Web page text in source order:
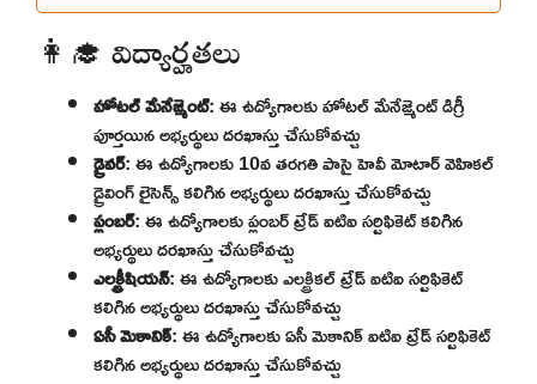
👩‍🎓 విద్యార్హతలు
హోటల్ మేనేజ్మెంట్: ఈ ఉద్యోగాలకు హోటల్ మేనేజ్మెంట్ డిగ్రీ
పూర్తయిన అభ్యర్థులు దరఖాస్తు చేసుకోవచ్చు
డ్రైవర్: ఈ ఉద్యోగాలకు 10వ తరగతి పాసై హెవీ మోటార్ వెహికల్
డ్రైవింగ్ లైసెన్స్ కలిగిన అభ్యర్థులు దరఖాస్తు చేసుకోవచ్చు
ప్లంబర్: ఈ ఉద్యోగాలకు ప్లంబర్ ట్రేడ్ ఐటిఐ సర్టిఫికెట్ కలిగిన
అభ్యర్థులు దరఖాస్తు చేసుకోవచ్చు
ఎలక్ట్రీషియన్: ఈ ఉద్యోగాలకు ఎలక్ట్రికల్ ట్రేడ్ ఐటిఐ సర్టిఫికెట్
కలిగిన అభ్యర్థులు దరఖాస్తు చేసుకోవచ్చు
ఏసీ మెకానిక్: ఈ ఉద్యోగాలకు ఏసీ మెకానిక్ ఐటిఐ ట్రేడ్ సర్టిఫికెట్
కలిగిన అభ్యర్థులు దరఖాస్తు చేసుకోవచ్చు